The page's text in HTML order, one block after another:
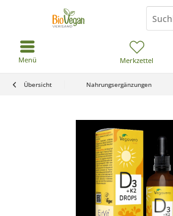
Merkzettel
Menü
Übersicht Nahrungsergänzungen